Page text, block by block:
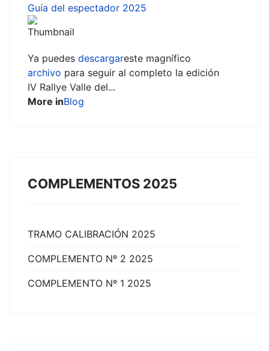
Guía del espectador 2025
Ya puedes descargareste magnífico
archivo para seguir al completo la edición
IV Rallye Valle del...
More inBlog
COMPLEMENTOS 2025
TRAMO CALIBRACIÓN 2025
COMPLEMENTO Nº 2 2025
COMPLEMENTO Nº 1 2025